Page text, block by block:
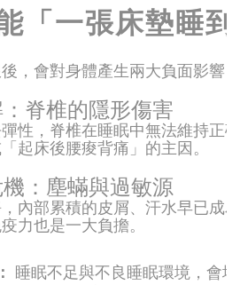
「一張床墊睡
，會對身體產生兩大負面影響：
脊椎的隱形傷害
性，脊椎在睡眠中無法維持正
起床後腰痠背痛」的主因。
：塵蟎與過敏源
內部累積的皮屑、汗水早已成
力也是一大負擔。
睡眠不足與不良睡眠環境，會